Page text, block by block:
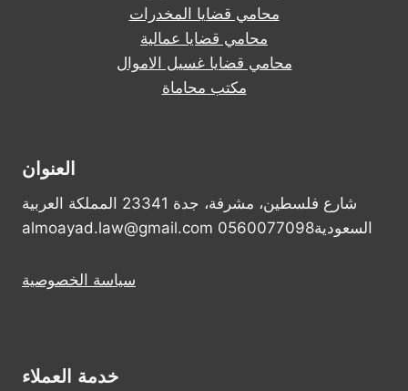
محامي قضايا المخدرات
محامي قضايا عمالية
محامي قضايا غسيل الاموال
مكتب محاماة
العنوان
شارع فلسطين، مشرفة، جدة 23341 المملكة العربية
السعودية0560077098 almoayad.law@gmail.com
سياسة الخصوصية
خدمة العملاء